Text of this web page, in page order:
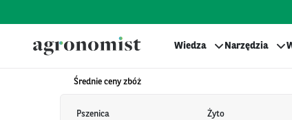
Wiedza Narzędzia
Średnie ceny zbóż
Pszenica
Żyto